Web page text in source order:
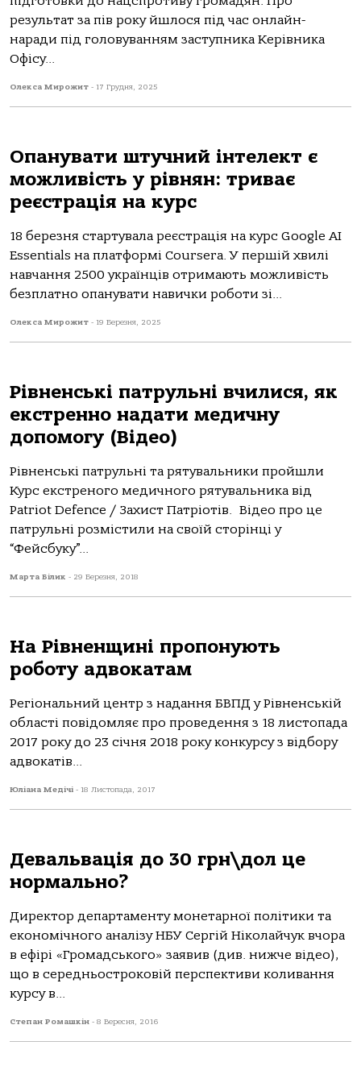
результат за пів року йшлося під час онлайн-
наради під головуванням заступника Керівника
Офісу...
Олекса Мирожит - 17 Грудня, 2025
Опанувати штучний інтелект є
можливість у рівнян: триває
реєстрація на курс
18 березня стартувала реєстрація на курс Google AI
Essentials на платформі Coursera. У першій хвилі
навчання 2500 українців отримають можливість
безплатно опанувати навички роботи зі...
Олекса Мирожит - 19 Березня, 2025
Рівненські патрульні вчилися, як
екстренно надати медичну
допомогу (Відео)
Рівненські патрульні та рятувальники пройшли
Курс екстреного медичного рятувальника від
Patriot Defence / Захист Патріотів. Відео про це
патрульні розмістили на своїй сторінці у
“Фейсбуку”...
Марта Білик - 29 Березня, 2018
На Рівненщині пропонують
роботу адвокатам
Регіональний центр з надання БВПД у Рівненській
області повідомляє про проведення з 18 листопада
2017 року до 23 січня 2018 року конкурсу з відбору
адвокатів...
Юліана Медічі - 18 Листопада, 2017
Девальвація до 30 грн\дол це
нормально?
Директор департаменту монетарної політики та
економічного аналізу НБУ Сергій Ніколайчук вчора
в ефірі «Громадського» заявив (див. нижче відео),
що в середньостроковій перспективи коливання
курсу в...
Степан Ромашкін - 8 Вересня, 2016